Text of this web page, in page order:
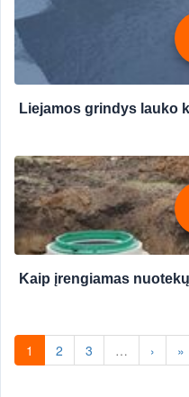
Liejamos grindys lauko
Kaip įrengiamas
1 2 3 … › »